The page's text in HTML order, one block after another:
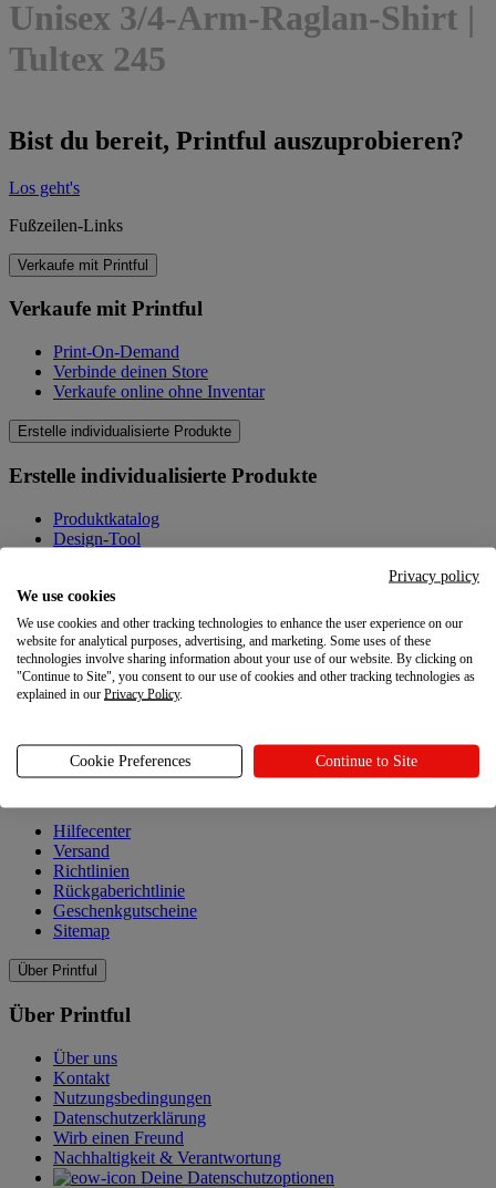
Unisex 3/4-Arm-Raglan-Shirt |
Tultex 245
Bist du bereit, Printful auszuprobieren?
Los geht's
Fußzeilen-Links
Verkaufe mit Printful
Verkaufe mit Printful
Print-On-Demand
Verbinde deinen Store
Verkaufe online ohne Inventar
Erstelle individualisierte Produkte
Erstelle individualisierte Produkte
Produktkatalog
Design-Tool
Wissenswertes
Wissenswertes
Blog
Ressourcen
Hilfecenter
Versand
Richtlinien
Rückgaberichtlinie
Geschenkgutscheine
Sitemap
Über Printful
Über Printful
Über uns
Kontakt
Nutzungsbedingungen
Datenschutzerklärung
Wirb einen Freund
Nachhaltigkeit & Verantwortung
Deine Datenschutzoptionen
Privacy policy
We use cookies
We use cookies and other tracking technologies to enhance the user experience on our
website for analytical purposes, advertising, and marketing. Some uses of these
technologies involve sharing information about your use of our website. By clicking on
"Continue to Site", you consent to our use of cookies and other tracking technologies as
explained in our Privacy Policy.
Cookie Preferences Continue to Site